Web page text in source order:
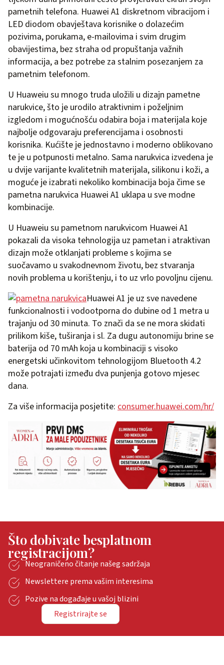
pametnih telefona. Huawei A1 diskretnom vibracijom i
LED diodom obavještava korisnike o dolazećim
pozivima, porukama, e-mailovima i svim drugim
obavijestima, bez straha od propuštanja važnih
informacija, a bez potrebe za stalnim posezanjem za
pametnim telefonom.
U Huaweiu su mnogo truda uložili u dizajn pametne
narukvice, što je urodilo atraktivnim i poželjnim
izgledom i mogućnošću odabira boja i materijala koje
najbolje odgovaraju preferencijama i osobnosti
korisnika. Kućište je jednostavno i moderno oblikovano
te je u potpunosti metalno. Sama narukvica izvedena je
u dvije varijante kvalitetnih materijala, silikonu i koži, a
moguće je izabrati nekoliko kombinacija boja čime se
pametna narukvica Huawei A1 uklapa u sve modne
kombinacije.
U Huaweiu su pametnom narukvicom Huawei A1
pokazali da visoka tehnologija uz pametan i atraktivan
dizajn može otklanjati probleme s kojima se
suočavamo u svakodnevnom životu, bez stvaranja
novih problema u korištenju, i to uz vrlo povoljnu cijenu.
Huawei A1 je uz sve navedene
funkcionalnosti i vodootporna do dubine od 1 metra u
trajanju od 30 minuta. To znači da se ne mora skidati
prilikom kiše, tuširanja i sl. Za dugu autonomiju brine se
baterija od 70 mAh koja u kombinaciji s visoko
energetski učinkovitom tehnologijom Bluetooth 4.2
može potrajati između dva punjenja gotovo mjesec
dana.
Za više informacija posjetite: consumer.huawei.com/hr/
Što dobivate besplatnom
registracijom?
Neograničeno čitanje našeg sadržaja
Newslettere prema vašim interesima
Pozive na događaje u vašoj blizini
Registrirajte se